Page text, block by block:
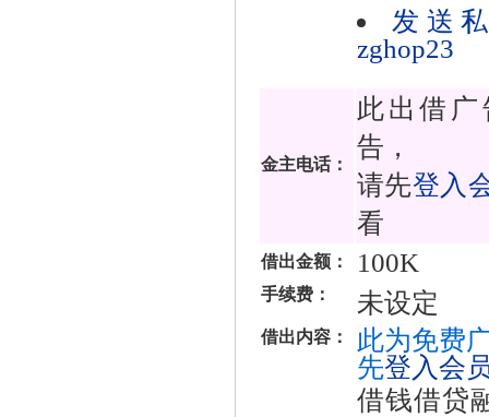
发送
zghop23
金主电话：
此出借
告，
请先登入
看
借出金额： 100K
手续费： 未设定
借出内容：
此为免费
先登入会
借钱借贷